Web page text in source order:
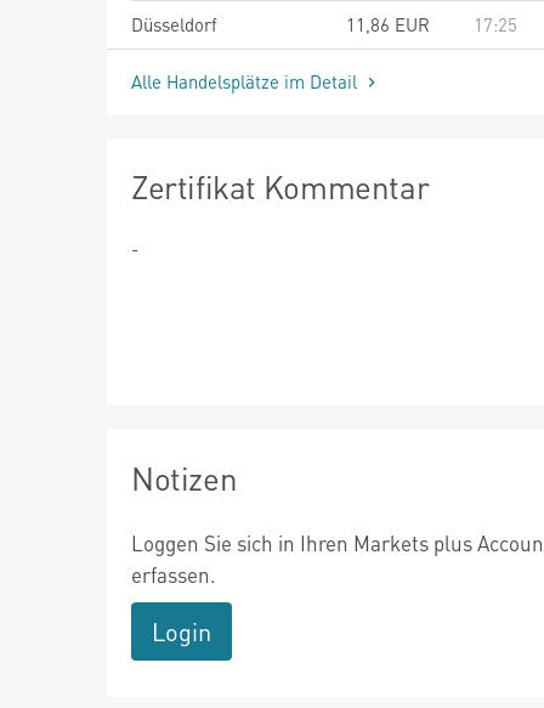
Düsseldorf
11,86 EUR 17:25
Alle Handelsplätze im Detail
Zertifikat Kommentar
-
Notizen
Loggen Sie sich in Ihren Markets plus
erfassen.
Login